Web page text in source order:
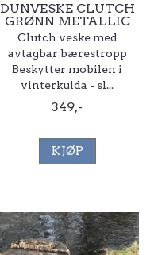
DUNVESKE CLUTCH
GRØNN METALLIC
Clutch veske med
avtagbar bærestropp
Beskytter mobilen i
vinterkulda - sl...
349,-
KJØP